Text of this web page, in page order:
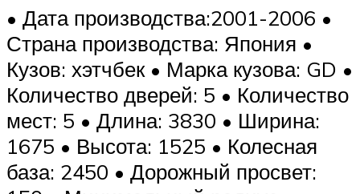
• Дата производства:2001-2006 •
Страна производства: Япония •
Кузов: хэтчбек • Марка кузова: GD •
Количество дверей: 5 • Количество
мест: 5 • Длина: 3830 • Ширина:
1675 • Высота: 1525 • Колесная
база: 2450 • Дорожный просвет: